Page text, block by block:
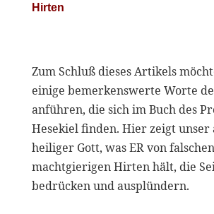
Hirten
Zum Schluß dieses Artikels
einige bemerkenswerte Worte
anführen, die sich im Buch des
Hesekiel finden. Hier zeigt unser
heiliger Gott, was ER von
machtgierigen Hirten hält, die
bedrücken und ausplündern.